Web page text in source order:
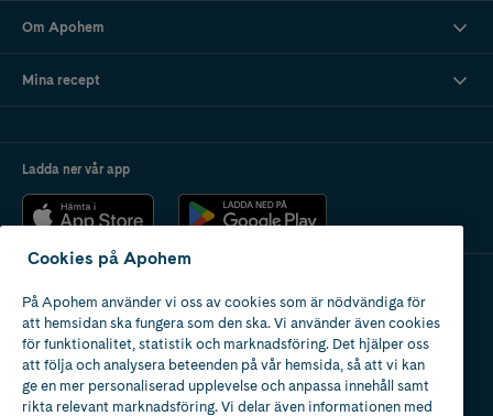
Om Apohem
Mina recept
Ladda ner vår app
Apotek med tillstånd
av Läkemedelsverket
Cookies på Apohem
På Apohem använder vi oss av cookies som är nödvändiga för
att hemsidan ska fungera som den ska. Vi använder även cookies
för funktionalitet, statistik och marknadsföring. Det hjälper oss
att följa och analysera beteenden på vår hemsida, så att vi kan
ge en mer personaliserad upplevelse och anpassa innehåll samt
rikta relevant marknadsföring. Vi delar även informationen med